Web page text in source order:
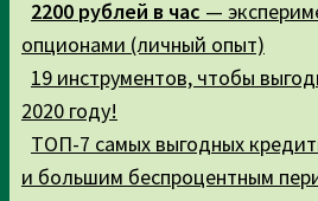
2200 рублей в час —
опционами (личный опыт)
19 инструментов, чтобы
2020 году!
ТОП-7 самых выгодных
и большим беспроцентным